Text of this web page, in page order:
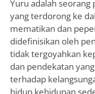
Yuru adalah
yang terdorong ke
mematikan dan
didefinisikan oleh
tidak tergoyahkan
dan pendekatan
terhadap
hidup kehidupan